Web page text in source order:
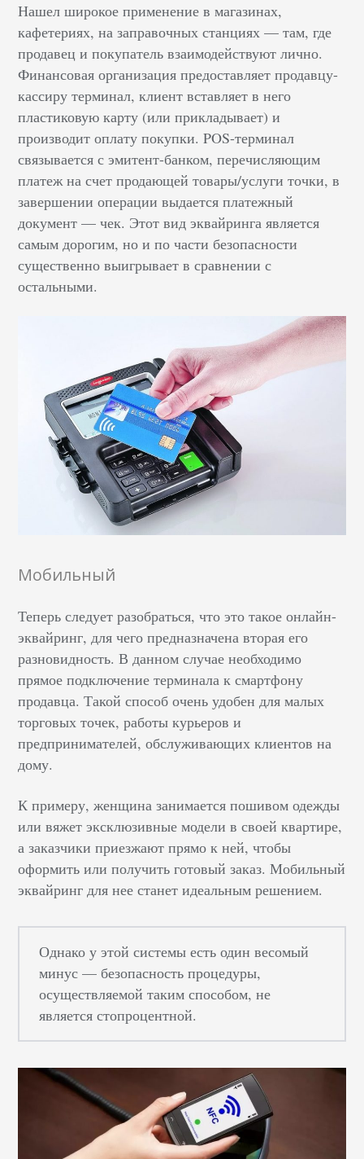
Нашел широкое применение в магазинах,
кафетериях, на заправочных станциях — там, где
продавец и покупатель взаимодействуют лично.
Финансовая организация предоставляет продавцу-
кассиру терминал, клиент вставляет в него
пластиковую карту (или прикладывает) и
производит оплату покупки. POS-терминал
связывается с эмитент-банком, перечисляющим
платеж на счет продающей товары/услуги точки, в
завершении операции выдается платежный
документ — чек. Этот вид эквайринга является
самым дорогим, но и по части безопасности
существенно выигрывает в сравнении с
остальными.
Мобильный
Теперь следует разобраться,что это такое онлайн-
эквайринг, для чего предназначена вторая его
разновидность. В данном случае необходимо
прямое подключение терминала к смартфону
продавца. Такой способ очень удобен для малых
торговых точек, работы курьеров и
предпринимателей, обслуживающих клиентов на
дому.
К примеру, женщина занимается пошивом одежды
или вяжет эксклюзивные модели в своей квартире,
а заказчики приезжают прямо к ней, чтобы
оформить или получить готовый заказ. Мобильный
эквайринг для нее станет идеальным решением.
Однако у этой системы есть один весомый
минус — безопасность процедуры,
осуществляемой таким способом, не
является стопроцентной.